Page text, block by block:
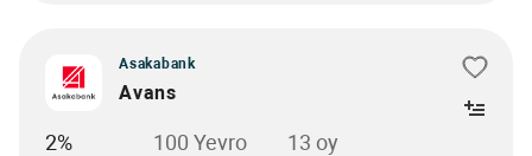
Asakabank
Avans
2% 100 Yevro 13 oy